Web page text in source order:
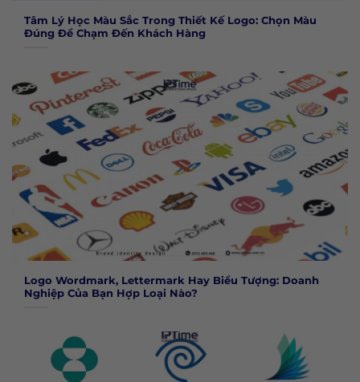
Tâm Lý Học Màu Sắc Trong Thiết Kế Logo: Chọn Màu
Đúng Để Chạm Đến Khách Hàng
Logo Wordmark, Lettermark Hay Biểu Tượng: Doanh
Nghiệp Của Bạn Hợp Loại Nào?